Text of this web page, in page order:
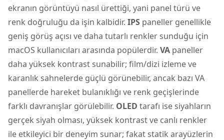
ekranın görüntüyü nasıl ürettiği, yani panel türü ve
renk doğruluğu da işin kalbidir. IPS paneller genellikle
geniş görüş açısı ve daha tutarlı renkler sunduğu için
macOS kullanıcıları arasında popülerdir. VA paneller
daha yüksek kontrast sunabilir; film/dizi izleme ve
karanlık sahnelerde güçlü görünebilir, ancak bazı VA
panellerde hareket bulanıklığı ve renk geçişlerinde
farklı davranışlar görülebilir. OLED tarafı ise siyahların
gerçek siyah olması, yüksek kontrast ve canlı renkler
ile etkileyici bir deneyim sunar; fakat statik arayüzlerin